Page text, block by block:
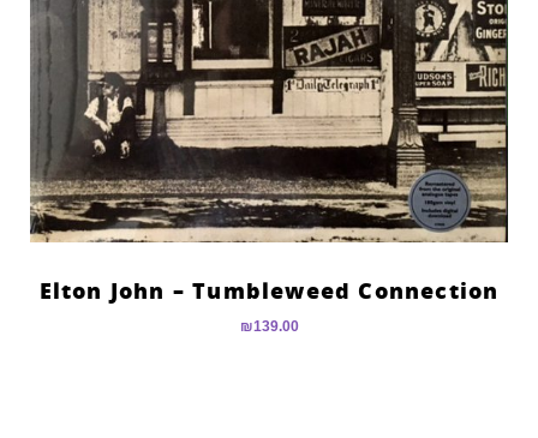
Elton John – Tumbleweed Connection
₪139.00